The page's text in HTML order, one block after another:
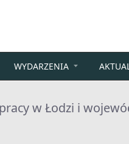
WYDARZENIA
w Łodzi i